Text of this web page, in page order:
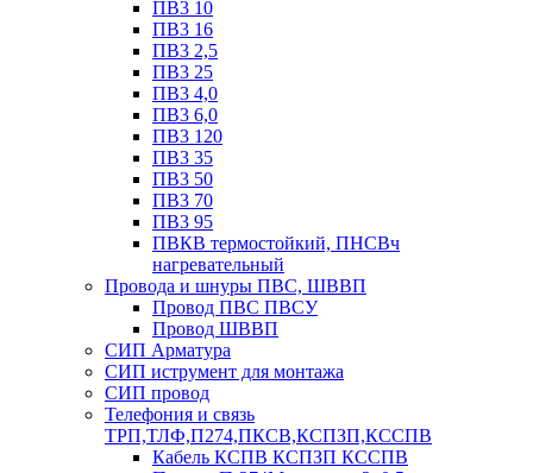
ПВ3 10
ПВ3 16
ПВ3 2,5
ПВ3 25
ПВ3 4,0
ПВ3 6,0
ПВ3 120
ПВ3 35
ПВ3 50
ПВ3 70
ПВ3 95
ПВКВ термостойкий, ПНСВч
нагревательный
Провода и шнуры ПВС, ШВВП
Провод ПВС ПВСУ
Провод ШВВП
СИП Арматура
СИП иструмент для монтажа
СИП провод
Телефония и связь
ТРП,ТЛФ,П274,ПКСВ,КСПЗП,КССПВ
Кабель КСПВ КСПЗП КССПВ